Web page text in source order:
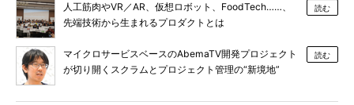
人工筋肉やVR／AR、仮想ロボット、FoodTech……、
先端技術から生まれるプロダクトとは
読む
マイクロサービスベースのAbemaTV開発プロジェクト
が切り開くスクラムとプロジェクト管理の“新境地”
読む